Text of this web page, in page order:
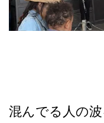
混んでる人の波